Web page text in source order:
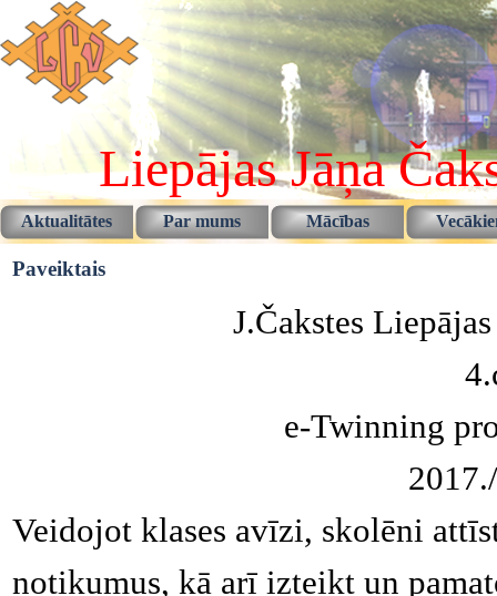
Pāriet uz saturu
Liepājas Jāņa
Aktualitātes Par mums ▼
Mācības ▼
Paveiktais
J.Čakstes
e-Twinning
Veidojot klases avīzi, skolēni
notikumus, kā arī izteikt un